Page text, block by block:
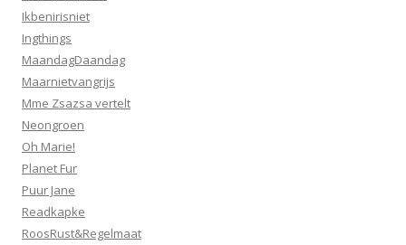
Ikbenirisniet
Ingthings
MaandagDaandag
Maarnietvangrijs
Mme Zsazsa vertelt
Neongroen
Oh Marie!
Planet Fur
Puur Jane
Readkapke
RoosRust&Regelmaat